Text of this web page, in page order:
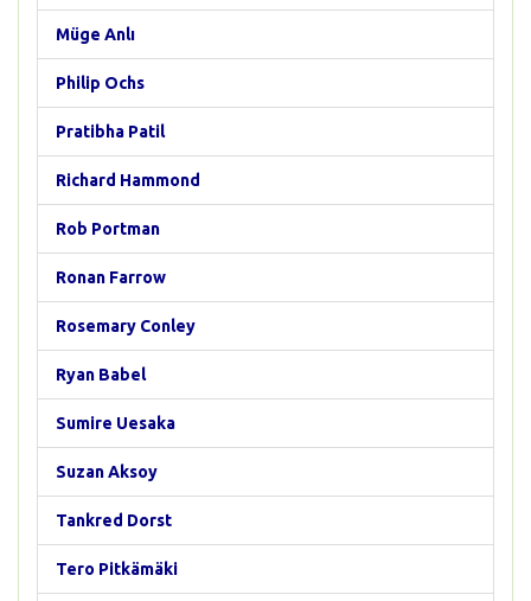
Müge Anlı
Philip Ochs
Pratibha Patil
Richard Hammond
Rob Portman
Ronan Farrow
Rosemary Conley
Ryan Babel
Sumire Uesaka
Suzan Aksoy
Tankred Dorst
Tero Pitkämäki